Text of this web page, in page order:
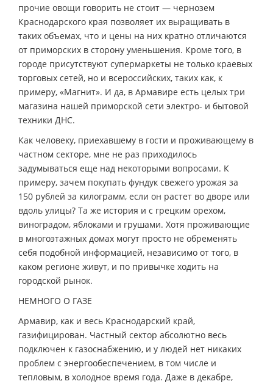
прочие овощи говорить не стоит — чернозем
Краснодарского края позволяет их выращивать в
таких объемах, что и цены на них кратно отличаются
от приморских в сторону уменьшения. Кроме того, в
городе присутствуют супермаркеты не только краевых
торговых сетей, но и всероссийских, таких как, к
примеру, «Магнит». И да, в Армавире есть целых три
магазина нашей приморской сети электро- и бытовой
техники ДНС.
Как человеку, приехавшему в гости и проживающему в
частном секторе, мне не раз приходилось
задумываться еще над некоторыми вопросами. К
примеру, зачем покупать фундук свежего урожая за
150 рублей за килограмм, если он растет во дворе или
вдоль улицы? Та же история и с грецким орехом,
виноградом, яблоками и грушами. Хотя проживающие
в многоэтажных домах могут просто не обременять
себя подобной информацией, независимо от того, в
каком регионе живут, и по привычке ходить на
городской рынок.
НЕМНОГО О ГАЗЕ
Армавир, как и весь Краснодарский край,
газифицирован. Частный сектор абсолютно весь
подключен к газоснабжению, и у людей нет никаких
проблем с энергообеспечением, в том числе и
тепловым, в холодное время года. Даже в декабре,